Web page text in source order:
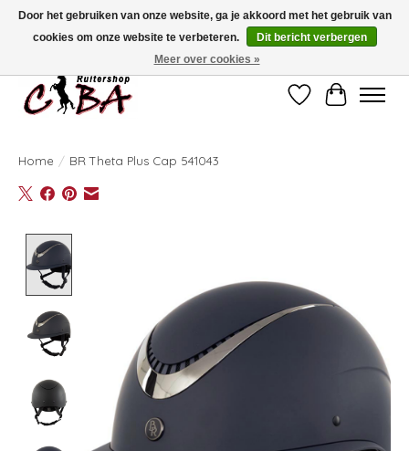
Bij vragen kan u ons contacteren op het nummer 011/60.67.34 ofciba@skynet.be
Ambachtstraat 22 A, 3530 Helchteren
Verlanglijst
Home / BR Theta Plus Cap 541043
Door het gebruiken van onze website, ga je akkoord met het gebruik van
cookies om onze website te verbeteren.
Dit bericht verbergen
Meer over cookies »